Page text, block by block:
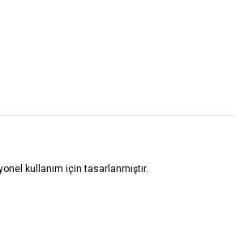
kullanım için tasarlanmıştır.